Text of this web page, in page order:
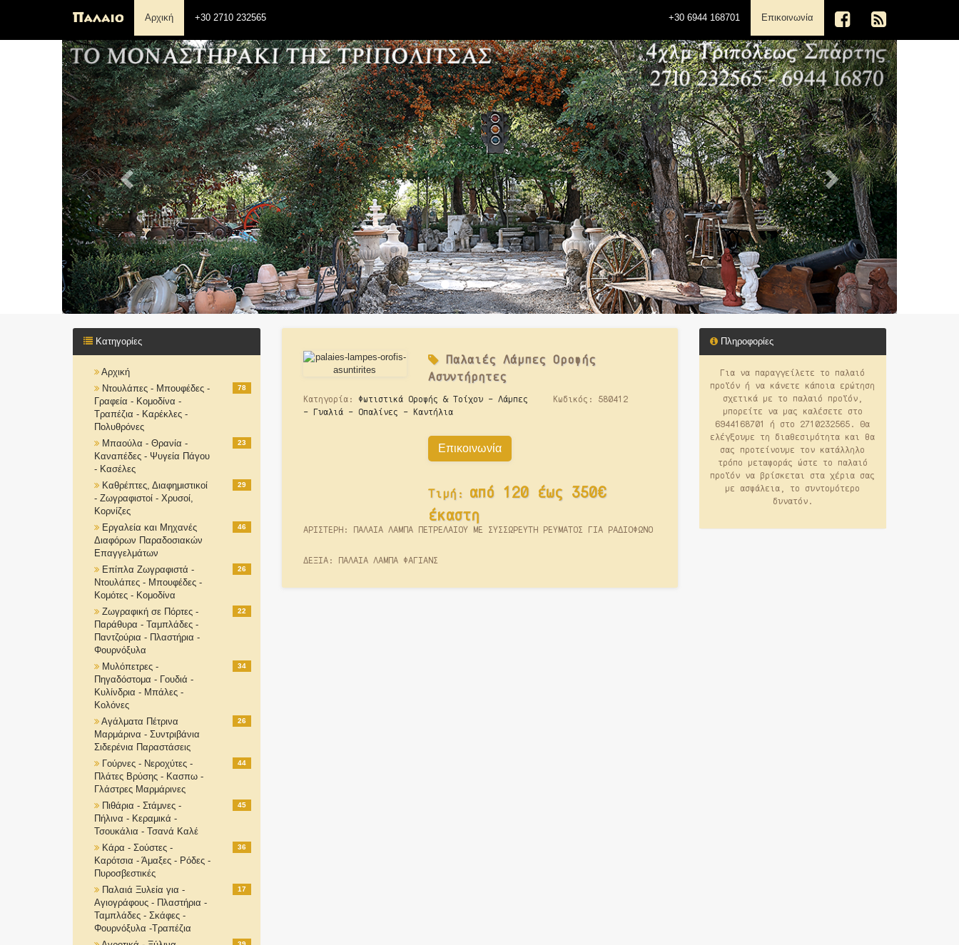
Αρχική +30 2710 232565 +30 6944 168701 Επικοινωνία (current)
Previous Next
Κατηγορίες
Αρχική
Ντουλάπες - Μπουφέδες -
Γραφεία - Κομοδίνα -
Τραπέζια - Καρέκλες -
Πολυθρόνες
78
Μπαούλα - Θρανία -
Καναπέδες - Ψυγεία Πάγου
- Κασέλες
23
Καθρέπτες, Διαφημιστικοί
- Ζωγραφιστοί - Χρυσοί,
Κορνίζες
29
Εργαλεία και Μηχανές
Διαφόρων Παραδοσιακών
Επαγγελμάτων
46
Επίπλα Ζωγραφιστά -
Ντουλάπες - Μπουφέδες -
Κομότες - Κομοδίνα
26
Ζωγραφική σε Πόρτες -
Παράθυρα - Ταμπλάδες -
Παντζούρια - Πλαστήρια -
Φουρνόξυλα
22
Μυλόπετρες -
Πηγαδόστομα - Γουδιά -
Κυλίνδρια - Μπάλες -
Κολόνες
34
Αγάλματα Πέτρινα
Μαρμάρινα - Συντριβάνια
Σιδερένια Παραστάσεις
26
Γούρνες - Νεροχύτες -
Πλάτες Βρύσης - Κασπω -
Γλάστρες Μαρμάρινες
44
Πιθάρια - Στάμνες -
Πήλινα - Κεραμικά -
Τσουκάλια - Τσανά Καλέ
45
Κάρα - Σούστες -
Καρότσια - Άμαξες - Ρόδες -
Πυροσβεστικές
36
Παλαιά Ξυλεία για -
Αγιογράφους - Πλαστήρια -
Ταμπλάδες - Σκάφες -
Φουρνόξυλα -Τραπέζια
17
ΠαλαιέςΛάμπες Οροφής
Ασυντήρητες
Κατηγορία: Φωτιστικά Οροφής & Τοίχου - Λάμπες
- Γυαλιά - Οπαλίνες - Καντήλια
Κωδικός: 580412
Επικοινωνία
Τιμή: από 120 έως 350€
έκαστη
ΑΡΙΣΤΕΡΗ: ΠΑΛΑΙΑ ΛΑΜΠΑ ΠΕΤΡΕΛΑΙΟΥ ΜΕ ΣΥΣΣΩΡΕΥΤΗ ΡΕΥΜΑΤΟΣ ΓΙΑ ΡΑΔΙΟΦΩΝΟ
ΔΕΞΙΑ: ΠΑΛΑΙΑ ΛΑΜΠΑ ΦΑΓΙΑΝΣ
Πληροφορίες
Για να παραγγείλετε το παλαιό
προϊόν ή να κάνετε κάποια ερώτηση
σχετικά με το παλαιό προϊόν,
μπορείτε να μας καλέσετε στο
6944168701 ή στο 2710232565. Θα
ελέγξουμε τη διαθεσιμότητα και θα
σας προτείνουμε τον κατάλληλο
τρόπο μεταφοράς ώστε το παλαιό
προϊόν να βρίσκεται στα χέρια σας
με ασφάλεια, το συντομότερο
δυνατόν.